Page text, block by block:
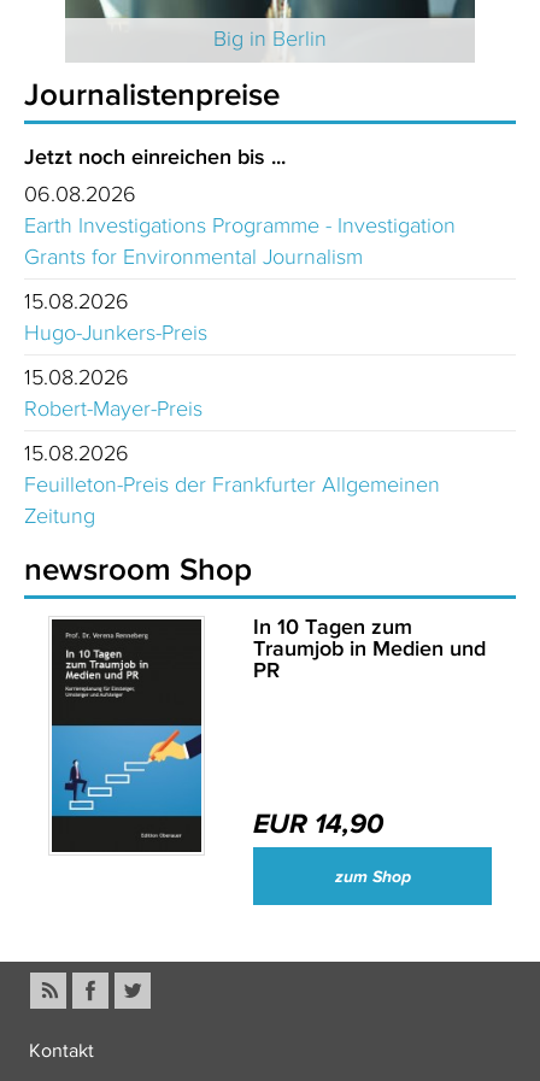
Big in Berlin
Journalistenpreise
Jetzt noch einreichen bis ...
06.08.2026
Earth Investigations Programme - Investigation
Grants for Environmental Journalism
15.08.2026
Hugo-Junkers-Preis
15.08.2026
Robert-Mayer-Preis
15.08.2026
Feuilleton-Preis der Frankfurter Allgemeinen
Zeitung
newsroom Shop
In 10 Tagen zum
Traumjob in Medien und
PR
EUR 14,90
zum Shop
Kontakt